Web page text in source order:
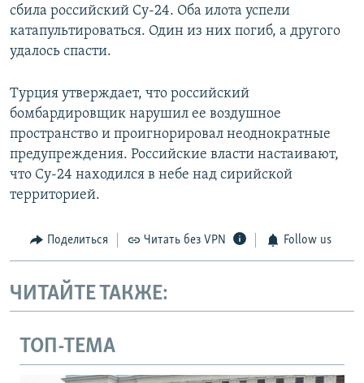
сбила российский Су-24. Оба илота успели
катапультироваться. Один из них погиб, а другого
удалось спасти.
Турция утверждает, что российский
бомбардировщик нарушил ее воздушное
пространство и проигнорировал неоднократные
предупреждения. Российские власти настаивают,
что Су-24 находился в небе над сирийской
территорией.
Поделиться Читать без VPN Follow us
ЧИТАЙТЕ ТАКЖЕ:
ТОП-ТЕМА